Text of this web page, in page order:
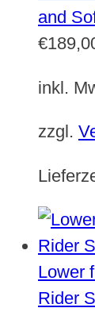
and
€
inkl.
zzgl.
Lower
Rider